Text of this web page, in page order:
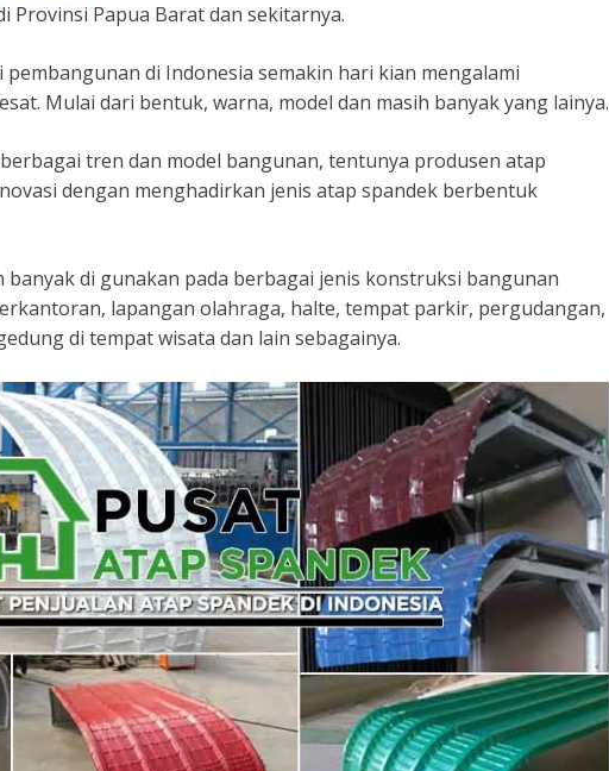
Papua Barat dan sekitarnya.
di Indonesia semakin hari kian mengalami
Mulai dari bentuk, warna, model dan masih banyak yang lainya.
tren dan model bangunan, tentunya produsen atap
dengan menghadirkan jenis atap spandek berbentuk
banyak di gunakan pada berbagai jenis konstruksi bangunan
lapangan olahraga, halte, tempat parkir, pergudangan,
di tempat wisata dan lain sebagainya.